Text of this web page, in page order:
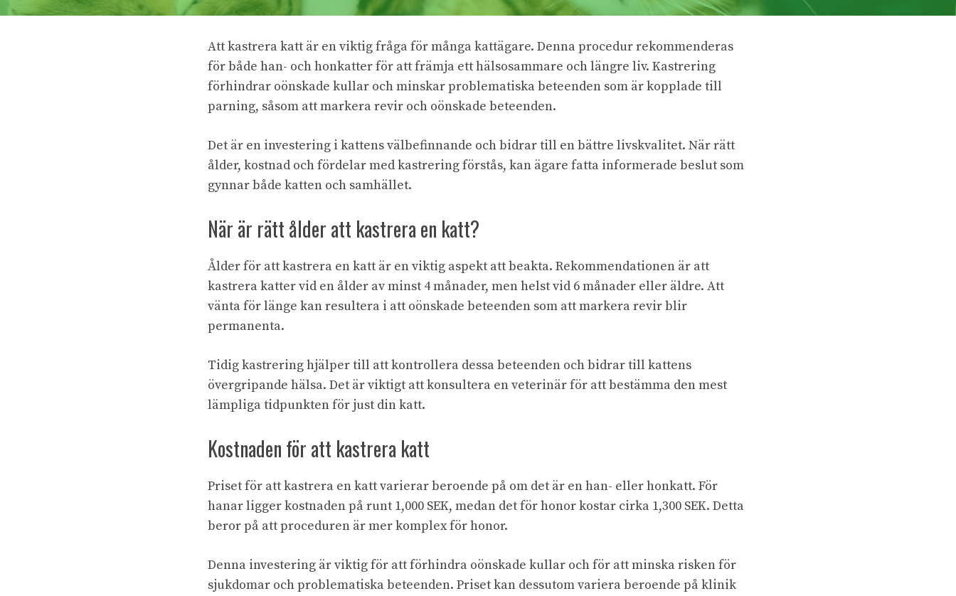
Att kastrera katt är en viktig fråga för många kattägare. Denna procedur rekommenderas
för både han- och honkatter för att främja ett hälsosammare och längre liv. Kastrering
förhindrar oönskade kullar och minskar problematiska beteenden som är kopplade till
parning, såsom att markera revir och oönskade beteenden.
Det är en investering i kattens välbefinnande och bidrar till en bättre livskvalitet. När rätt
ålder, kostnad och fördelar med kastrering förstås, kan ägare fatta informerade beslut som
gynnar både katten och samhället.
När är rätt ålder att kastrera en katt?
Ålder för att kastrera en katt är en viktig aspekt att beakta. Rekommendationen är att
kastrera katter vid en ålder av minst 4 månader, men helst vid 6 månader eller äldre. Att
vänta för länge kan resultera i att oönskade beteenden som att markera revir blir
permanenta.
Tidig kastrering hjälper till att kontrollera dessa beteenden och bidrar till kattens
övergripande hälsa. Det är viktigt att konsultera en veterinär för att bestämma den mest
lämpliga tidpunkten för just din katt.
Kostnaden för att kastrera katt
Priset för att kastrera en katt varierar beroende på om det är en han- eller honkatt. För
hanar ligger kostnaden på runt 1,000 SEK, medan det för honor kostar cirka 1,300 SEK. Detta
beror på att proceduren är mer komplex för honor.
Denna investering är viktig för att förhindra oönskade kullar och för att minska risken för
sjukdomar och problematiska beteenden. Priset kan dessutom variera beroende på klinik